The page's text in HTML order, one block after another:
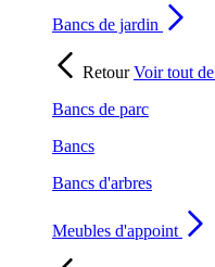
Bancs de jardin
RetourVoir tout de
Bancs de parc
Bancs
Bancs d'arbres
Meubles d'appoint